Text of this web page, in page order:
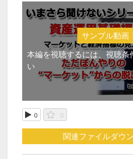
サンプル動画
本編を視聴するには、視聴条
い
0 0
関連ファイルダウ